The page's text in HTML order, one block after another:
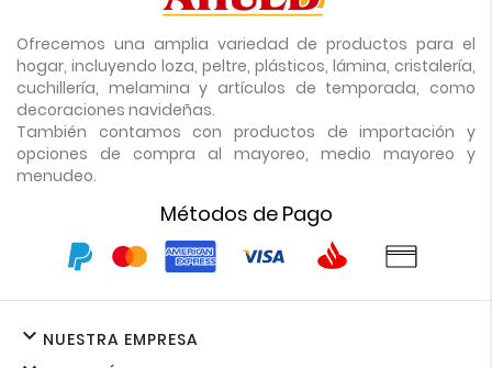
Ofrecemos una amplia variedad de productos para el
hogar, incluyendo loza, peltre, plásticos, lámina, cristalería,
cuchillería, melamina y artículos de temporada, como
decoraciones navideñas.
También contamos con productos de importación y
opciones de compra al mayoreo, medio mayoreo y
menudeo.
Métodos de Pago
NUESTRA EMPRESA
